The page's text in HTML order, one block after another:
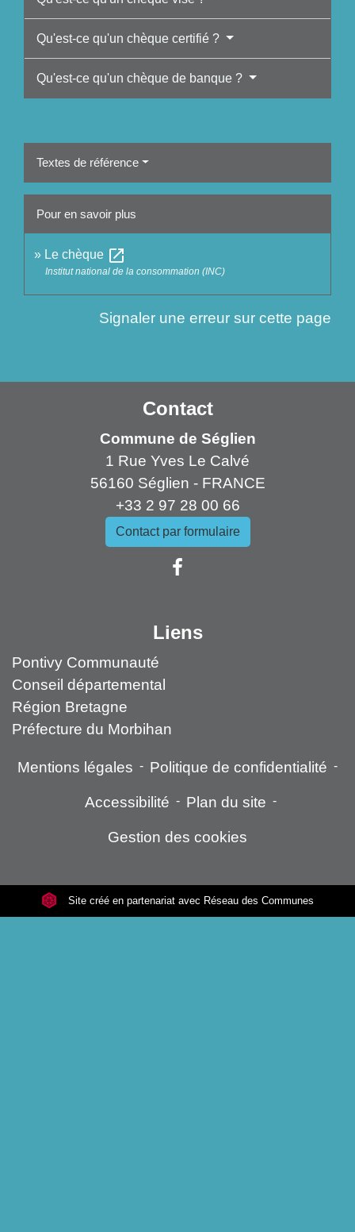
Qu'est-ce qu'un chèque certifié ?
Qu'est-ce qu'un chèque de banque ?
Textes de référence
Pour en savoir plus
Le chèque open_in_new
Institut national de la consommation (INC)
Signaler une erreur sur cette page
Contact
Commune de Séglien
1 Rue Yves Le Calvé
56160 Séglien - FRANCE
+33 2 97 28 00 66
Contact par formulaire
Liens
Pontivy Communauté
Conseil départemental
Région Bretagne
Préfecture du Morbihan
Mentions légales - Politique de confidentialité -
Accessibilité - Plan du site -
Gestion des cookies
Site créé en partenariat avec Réseau des Communes